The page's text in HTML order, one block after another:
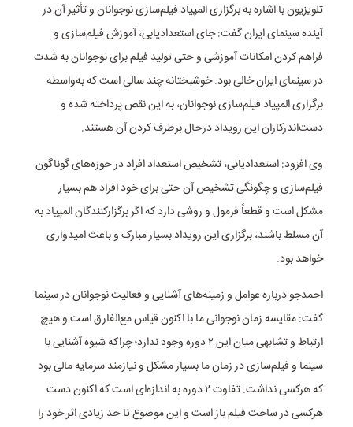
تلویزیون با اشاره به برگزاری المپیاد فیلم‌سازی نوجوانان و تأثیر آن در
آینده سینمای ایران گفت: جای استعدادیابی، آموزش فیلم‌سازی و
فراهم کردن امکانات آموزشی و حتی تولید فیلم برای نوجوانان به شدت
در سینمای ایران خالی بود. خوشبختانه چند سالی است که به‌واسطه
برگزاری المپیاد فیلم‌سازی نوجوانان، به این نقص پرداخته شده و
دست‌اندرکاران این رویداد درحال برطرف کردن آن هستند.
وی افزود: استعدادیابی، تشخیص استعداد افراد در حوزه‌های گوناگون
فیلم‌سازی و چگونگی تشخیص آن حتی برای خود افراد هم بسیار
مشکل است و قطعاً فرمول و روشی دارد که اگر برگزارکنندگان المپیاد به
آن مسلط باشند، برگزاری این رویداد بسیار مبارک و باعث امیدواری
خواهد بود.
احمدجو درباره عوامل و زمینه‌های آشنایی و فعالیت نوجوانان در سینما
گفت: مقایسه زمان نوجوانی ما با اکنون قیاس مع‌الفارق است و هیچ
ارتباط و تشابهی میان این ۲ دوره وجود ندارد؛ چراکه شیوه آشنایی با
سینما و فیلم‌سازی در زمان ما بسیار مشکل و نیازمند سرمایه مالی بود
که هرکسی نداشت. تفاوت ۲ دوره به اندازه‌ای است که اکنون دست
هرکسی در ساخت فیلم باز است و این موضوع تا حد زیادی اثر خود را